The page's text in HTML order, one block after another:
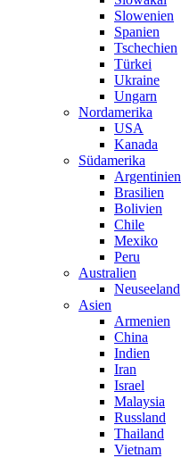
Slowenien
Spanien
Tschechien
Türkei
Ukraine
Ungarn
Nordamerika
USA
Kanada
Südamerika
Argentinien
Brasilien
Bolivien
Chile
Mexiko
Peru
Australien
Neuseeland
Asien
Armenien
China
Indien
Iran
Israel
Malaysia
Russland
Thailand
Vietnam